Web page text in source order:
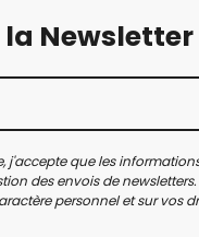
Newsletter
j'accepte que les
des envois de
personnel et sur vos